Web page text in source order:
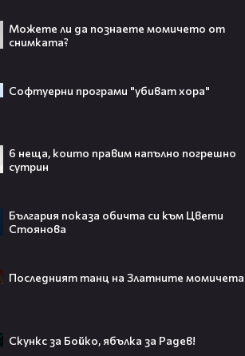
Можете ли да познаете момичето от
снимката?
Софтуерни програми "убиват хора"
6 неща, които правим напълно погрешно
сутрин
България показа обичта си към Цвети
Стоянова
Последният танц на Златните момичета
Скункс за Бойко, ябълка за Радев!
чакахме🎮🤩
Джъстин Бийбър ще пее на
и BTS!⚽🤩
ANIVENTURE COMIC CON 2026: